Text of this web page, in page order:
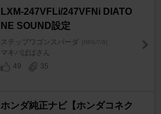
LXM-247VFLi/247VFNi DIATO
NE SOUND設定
ステップワゴンスパーダ [RP6/7/8]
マキバぱぱさん
49
35
ホンダ純正ナビ【ホンダコネク